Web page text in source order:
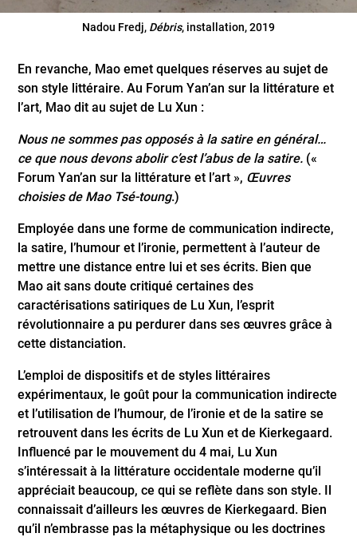
Nadou Fredj, Débris, installation, 2019
En revanche, Mao emet quelques réserves au sujet de
son style littéraire. Au Forum Yan’an sur la littérature et
l’art, Mao dit au sujet de Lu Xun :
Nous ne sommes pas opposés à la satire en général…
ce que nous devons abolir c’est l’abus de la satire. («
Forum Yan’an sur la littérature et l’art », Œuvres
choisies de Mao Tsé-toung.)
Employée dans une forme de communication indirecte,
la satire, l’humour et l’ironie, permettent à l’auteur de
mettre une distance entre lui et ses écrits. Bien que
Mao ait sans doute critiqué certaines des
caractérisations satiriques de Lu Xun, l’esprit
révolutionnaire a pu perdurer dans ses œuvres grâce à
cette distanciation.
L’emploi de dispositifs et de styles littéraires
expérimentaux, le goût pour la communication indirecte
et l’utilisation de l’humour, de l’ironie et de la satire se
retrouvent dans les écrits de Lu Xun et de Kierkegaard.
Influencé par le mouvement du 4 mai, Lu Xun
s’intéressait à la littérature occidentale moderne qu’il
appréciait beaucoup, ce qui se reflète dans son style. Il
connaissait d’ailleurs les œuvres de Kierkegaard. Bien
qu’il n’embrasse pas la métaphysique ou les doctrines